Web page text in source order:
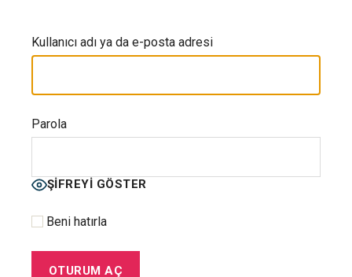
Kullanıcı adı ya da e-posta adresi
Parola
ŞIFREYI GÖSTER
Beni hatırla